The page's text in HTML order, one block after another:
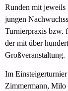
Runden mit
jungen
Turnierpraxis bzw.
der mit über
Großveranstaltung.
Im
Zimmermann, Milo